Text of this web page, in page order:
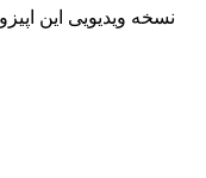
نسخه ویدیویی این